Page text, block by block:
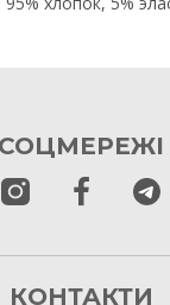
СОЦМЕРЕЖІ
КОНТАКТИ